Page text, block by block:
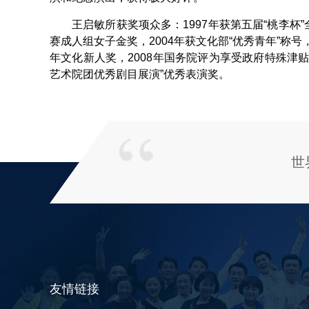
王启敏所获奖项众多：1997年获第五届“桃李
赛成人组女子金奖，2004年获文化部“优秀青年”称
年文化新人奖，2008年国务院评为享受政府特殊津
艺术院团优秀剧目展演”优秀表演奖。
世
友情链接